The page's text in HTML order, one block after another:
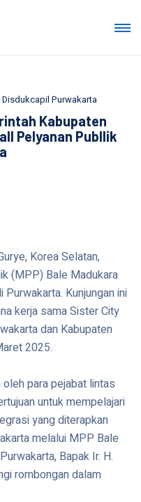
Purwakarta
Kabupaten
Pelyanan Publlik
Korea Selatan,
(MPP) Bale Madukara
Purwakarta. Kunjungan ini
kerja sama Sister City
dan Kabupaten
2025.
para pejabat lintas
untuk mempelajari
yang diterapkan
melalui MPP Bale
Bapak Ir. H.
rombongan dalam